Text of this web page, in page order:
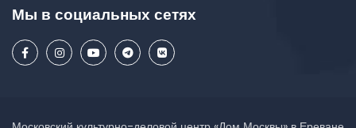
Мы в социальных сетях